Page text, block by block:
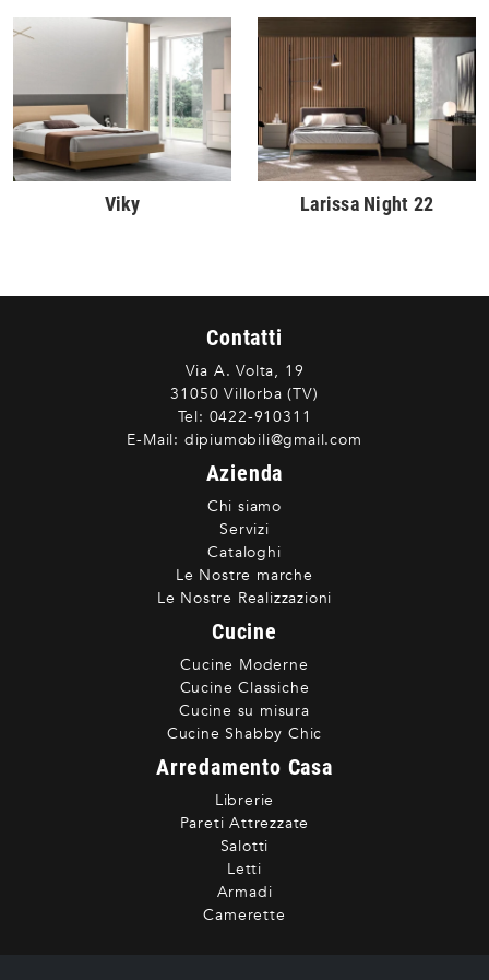
Viky Larissa Night 22
Contatti
Via A. Volta, 19
31050 Villorba (TV)
Tel: 0422-910311
E-Mail: dipiumobili@gmail.com
Azienda
Chi siamo
Servizi
Cataloghi
Le Nostre marche
Le Nostre Realizzazioni
Cucine
Cucine Moderne
Cucine Classiche
Cucine su misura
Cucine Shabby Chic
Arredamento Casa
Librerie
Pareti Attrezzate
Salotti
Letti
Armadi
Camerette